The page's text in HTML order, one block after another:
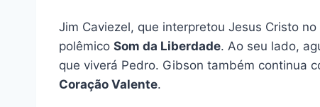
Jim Caviezel, que interpretou Jesus Cristo
polêmico Som da Liberdade. Ao seu lado,
que viverá Pedro. Gibson também continua
Coração Valente.